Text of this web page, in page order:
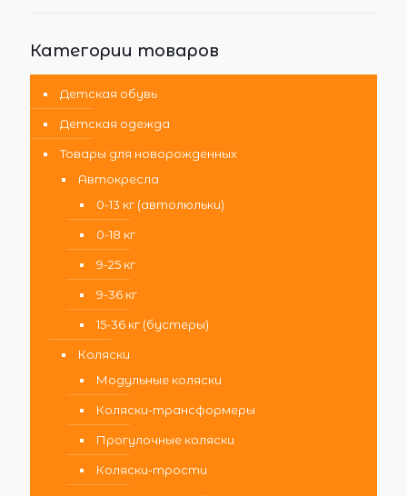
Категории товаров
Детская обувь
Детская одежда
Товары для новорожденных
Автокресла
0-13 кг (автолюльки)
0-18 кг
9-25 кг
9-36 кг
15-36 кг (бустеры)
Коляски
Модульные коляски
Коляски-трансформеры
Прогулочные коляски
Коляски-трости